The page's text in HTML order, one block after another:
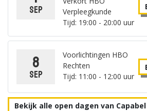
sep
Verpleegkunde
Tijd: 19:00 - 20:00 uur
8
sep
Voorlichtingen HBO
Rechten
Tijd: 11:00 - 12:00 uur
Bekijk alle open dagen van